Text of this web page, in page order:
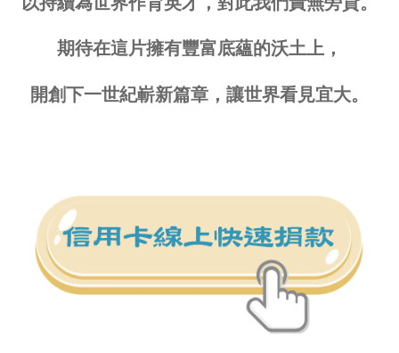
期待在這片擁有豐富底蘊的沃土上，
開創下一世紀嶄新篇章，讓世界看見宜大。